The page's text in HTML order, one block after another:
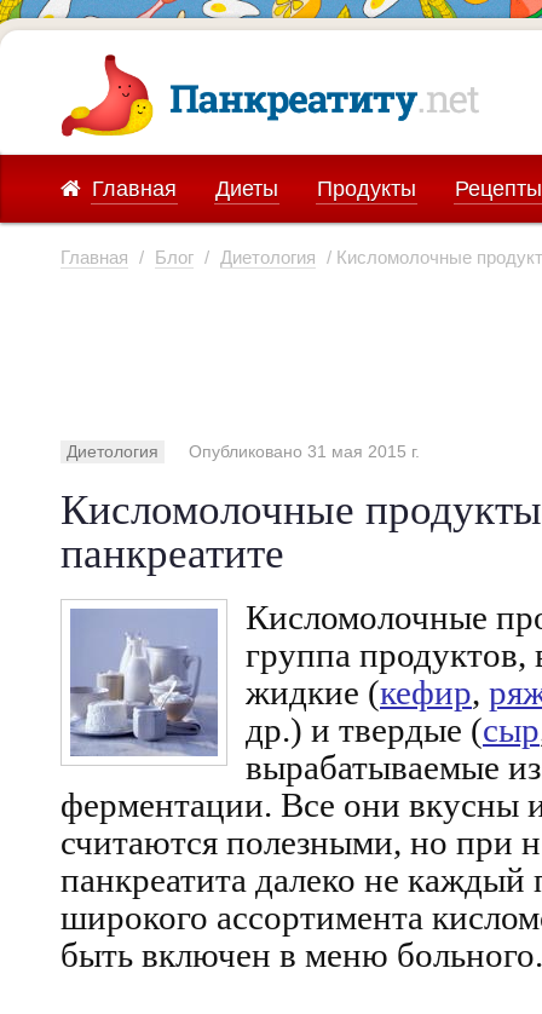
Главная Диеты Продукты Рецепты
Главная / Блог / Диетология / Кисломолочные
Диетология Опубликовано 31 мая 2015 г.
Кисломолочные
панкреатите
Кисломолочные
группа
жидкие (кефир,
др.) и твердые (сыр
вырабатываемые
ферментации. Все они вкусны
считаются полезными, но при
панкреатита далеко не каждый
широкого ассортимента
быть включен в меню больного.